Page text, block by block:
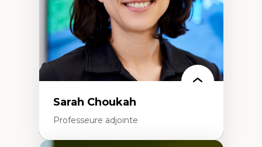
Sarah Choukah
Professeure adjointe